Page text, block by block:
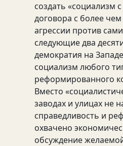
создать «социализм
договора с более
агрессии против
следующие два
демократия на
социализм любого
реформированного
Вместо
заводах и улицах не
справедливость и
охвачено
обсуждение